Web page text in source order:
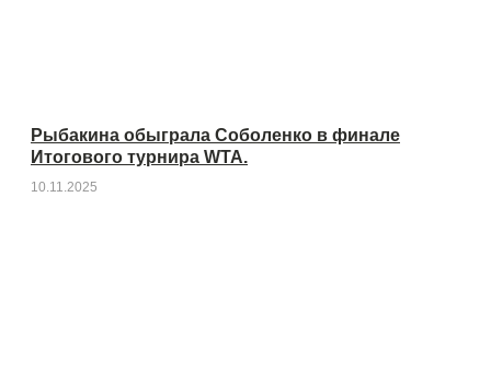
Рыбакина обыграла Соболенко в финале
Итогового турнира WTA.
10.11.2025